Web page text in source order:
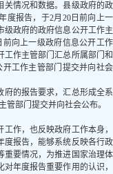
关情况和数据。县级政府的政
度报告，于2月20日前向上一
级政府的政府信息公开工作主
向上一级政府信息公开工作
作主管部门汇总所属部门和
工作主管部门提交并向社会
府的报告要求，汇总形成全系
管部门提交并向社会公布。
工作，也反映政府工作本身，
度报告，能够系统反映各行政
重要情况，为推进国家治理体
年度报告重要作用的认识，